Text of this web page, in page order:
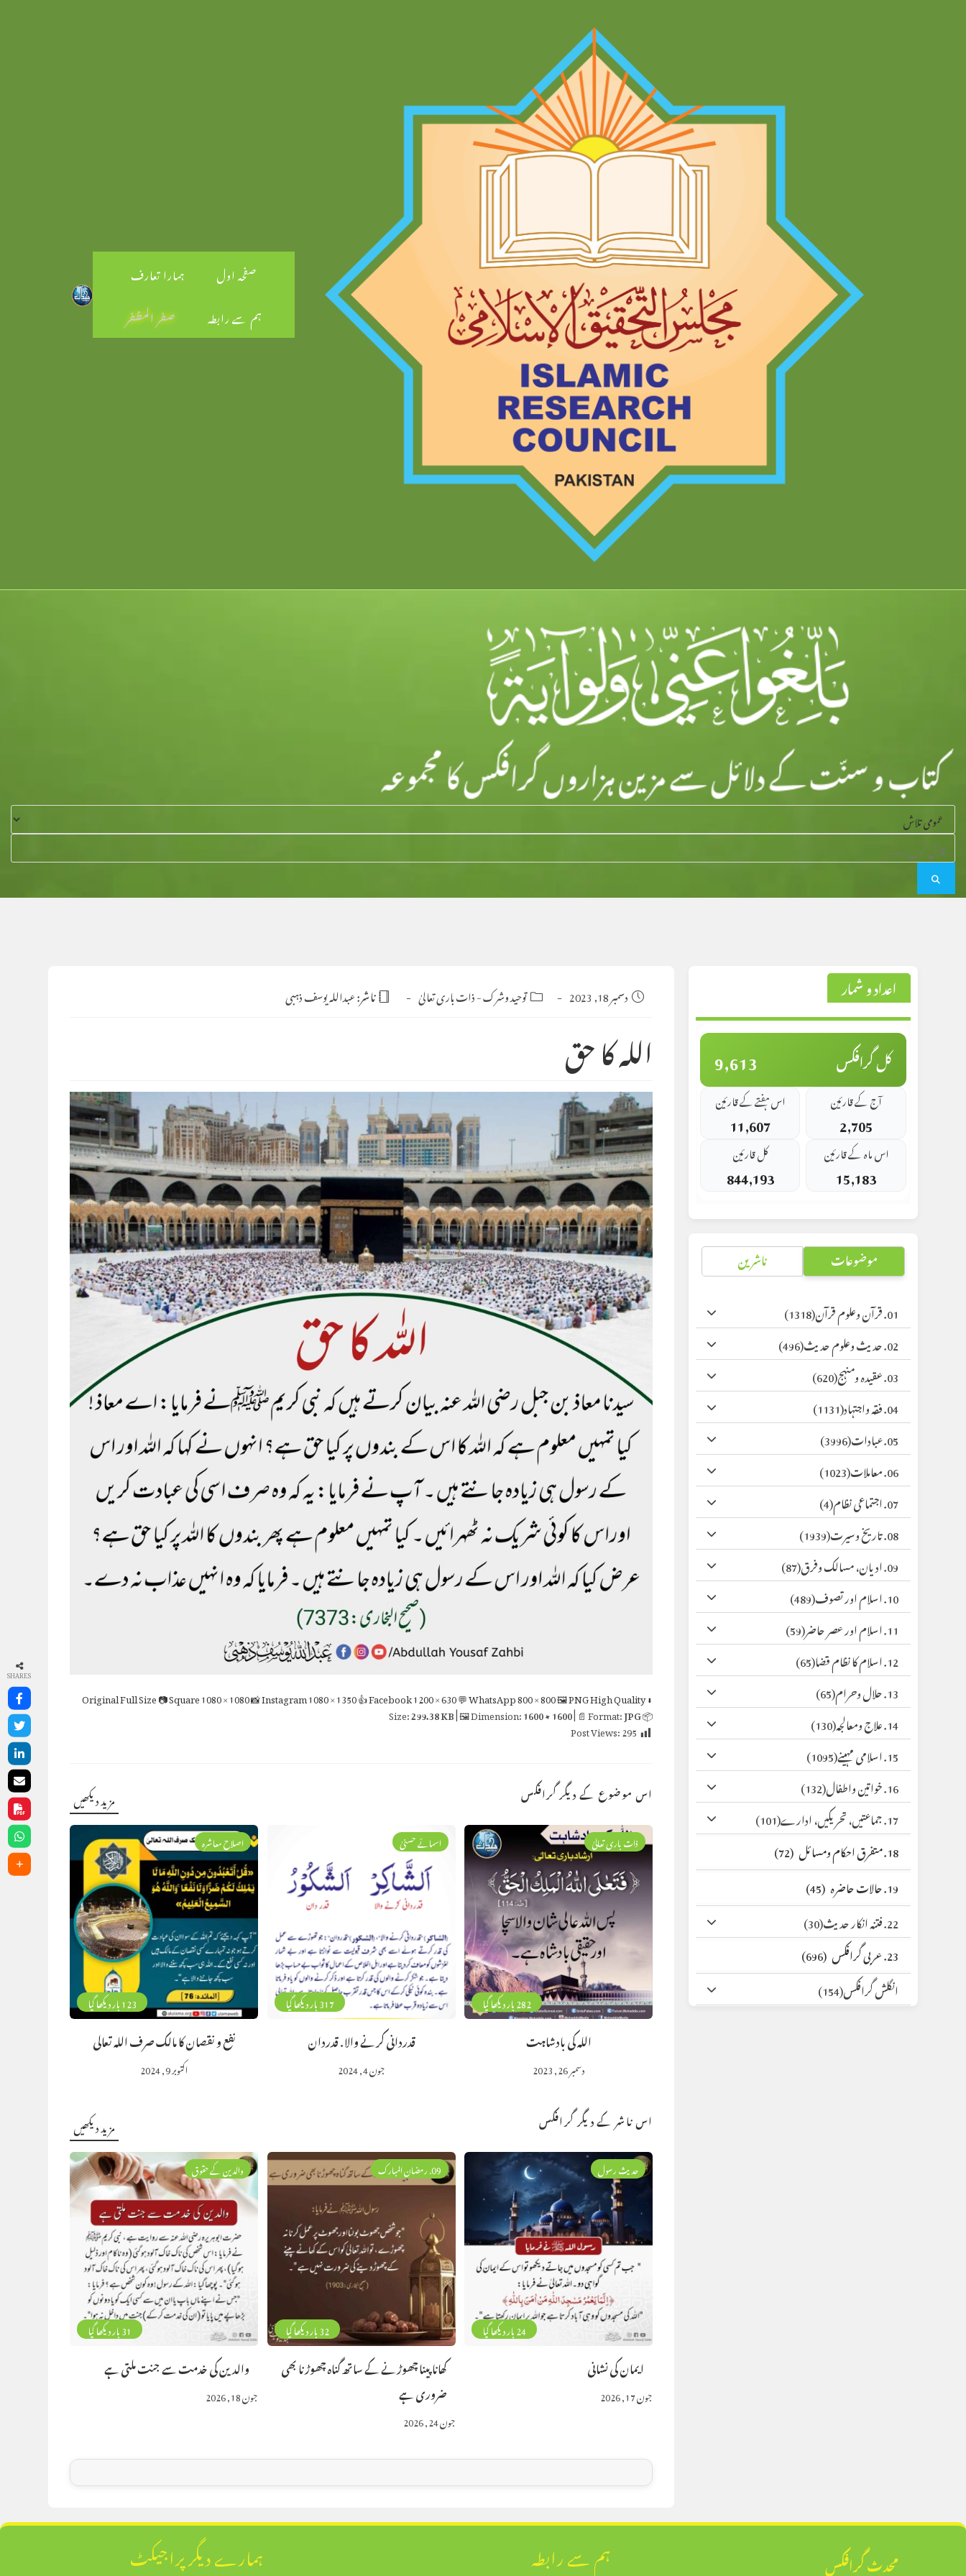
صفحہ اول
ہمارا تعارف
ہم سے رابطہ
صفر المظفر
Post
published:
دسمبر 18, 2023 Post
category:
توحید وشرک-ذات باری تعالیٰ ناشر:عبداللہ یوسف ذہبی
اللہ کا حق
⬇ Original
Full Size📷 Square1080 × 1080📸 Instagram1080 × 1350👍 Facebook1200 × 630💬 WhatsApp800 × 800🖼 PNGHigh Quality
📦 Size:
299.38 KB| 🖼 Dimension:1600 × 1600| 📄 Format:JPG
Post Views:295
اس موضوع کے دیگر گرافکس مزید دیکھیں
123 بار دیکھا گیا
اصلاح معاشرہ
نفع و نقصان کا مالک صرف اللہ تعالی
اکتوبر 9, 2024
317 بار دیکھا گیا
اسمائے حسنیٰ
قدردانی کرنے والا . قدردان
جون 4, 2024
282 بار دیکھا گیا
ذات باری تعالیٰ
اللہ کی بادشاہت
دسمبر 26, 2023
اس ناشر کے دیگر گرافکس مزید دیکھیں
31 بار دیکھا گیا
والدین کے حقوق
والدین کی خدمت سے جنت ملتی ہے
جون 18, 2026
32 بار دیکھا گیا
09. رمضان المبارک
کھانا پینا چھوڑنے کے ساتھ گناہ چھوڑنا بھی
ضروری ہے
جون 24, 2026
24 بار دیکھا گیا
حدیث رسول
ایمان کی نشانی
جون 17, 2026
اعداد و شمار
کل گرافکس 9,613
آج کے قارئین
2,705
اس ہفتے کے قارئین
11,607
اس ماہ کے قارئین
15,183
کل قارئین
844,193
موضوعات ناشرین
01. قرآن وعلوم قرآن
(1318)
02. حدیث وعلوم حدیث
(496)
03. عقیدہ ومنہج
(620)
04. فقہ واجتہاد
(1131)
05. عبادات
(3996)
06. معاملات
(1023)
07. اجتماعی نظام
(4)
08. تاریخ وسیرت
(1939)
09. ادیان، مسالک وفرق
(87)
10. اسلام اور تصوف
(489)
11. اسلام اور عصر حاضر
(59)
12. اسلام کا نظام قضا
(65)
13. حلال وحرام
(65)
14. علاج ومعالجہ
(130)
15. اسلامی مہینے
(1095)
16. خواتین واطفال
(132)
17. جماعتیں، تحریکیں، ادارے
(101)
18. متفرق احکام ومسائل
(72)
19. حالات حاضرہ
(45)
22. فتنہ انکار حدیث
(30)
23. عربی گرافکس
(696)
انگلش گرافکس(154)
ہمارے دیگر پراجیکٹ ہم سے رابطہ محدث گرافکس
SHARES